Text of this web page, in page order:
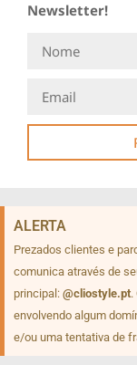
Newsletter!
ALERTA
Prezados clientes e
comunica através de
principal: @cliostyle.pt.
envolvendo algum
e/ou uma tentativa de